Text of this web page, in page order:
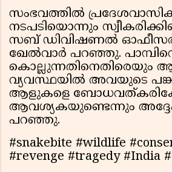
സംഭവത്തില്‍
നടപടിയൊന്നും
സബ് ഡിവിഷണല്‍
ഖേല്‍വാര്‍ പറഞ്ഞു.
കൊല്ലുന്നതിനെതിരെയും
വ്യവസ്ഥയില്‍ അവയുടെ
ആളുകളെ
ആവശ്യകയുണ്ടെന്നും
പറഞ്ഞു.
#snakebite #wildlife
#revenge #tragedy #India